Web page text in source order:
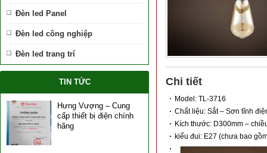
Đèn led Panel
Đèn led công nghiệp
Đèn led trang trí
TIN TỨC
Hưng Vượng – Cung
cấp thiết bị điện chính
hãng
Chi tiết
Model: TL-3716
Chất liệu: Sắt – Sơn tĩnh
Kích thước: D300mm –
kiểu đui: E27 (chưa bao